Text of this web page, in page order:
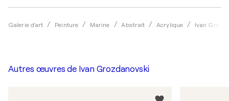
Galerie d'art Peinture Marine Abstrait Acrylique Ivan
Autres œuvres de Ivan Grozdanovski